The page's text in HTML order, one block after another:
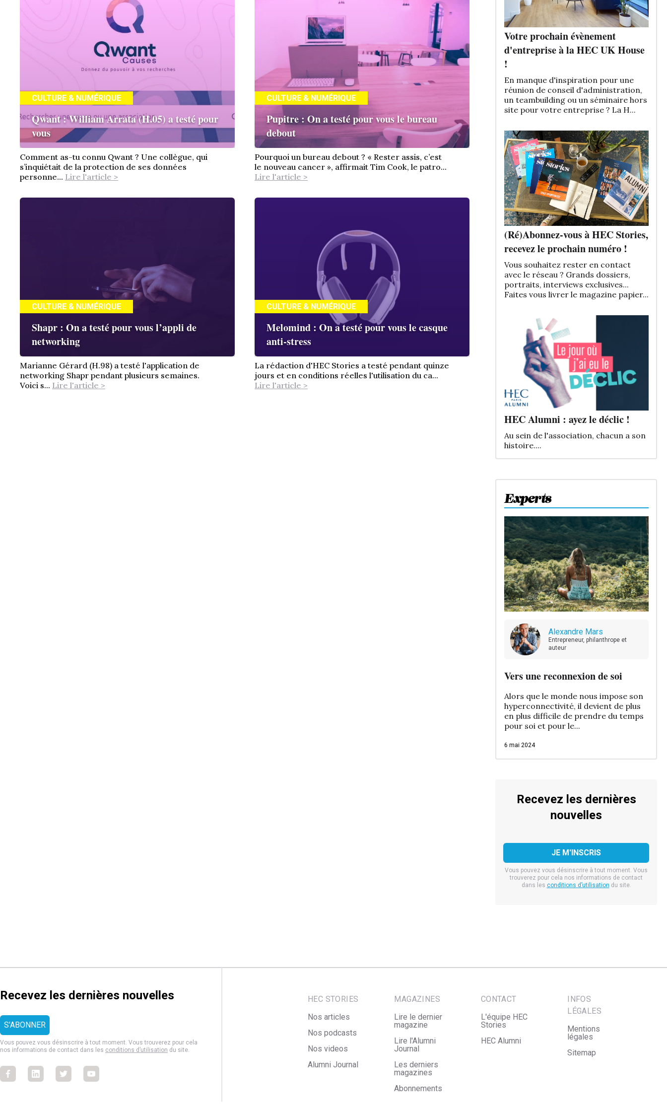
CULTURE & NUMÉRIQUE
Qwant : William Arrata (H.05) a testé pour
vous
Comment as-tu connu Qwant ? Une collègue, qui
s’inquiétait de la protection de ses données
personne... Lire l'article >
CULTURE & NUMÉRIQUE
Pupitre : On a testé pour vous le bureau
debout
Pourquoi un bureau debout ? « Rester assis, c’est
le nouveau cancer », affirmait Tim Cook, le patro...
Lire l'article >
CULTURE & NUMÉRIQUE
Shapr : On a testé pour vous l’appli de
networking
Marianne Gérard (H.98) a testé l'application de
networking Shapr pendant plusieurs semaines.
Voici s... Lire l'article >
CULTURE & NUMÉRIQUE
Melomind : On a testé pour vous le casque
anti-stress
La rédaction d'HEC Stories a testé pendant quinze
jours et en conditions réelles l'utilisation du ca...
Lire l'article >
Experts
Alexandre Mars
Entrepreneur, philanthrope et
auteur
Vers une reconnexion de soi
Alors que le monde nous impose son
hyperconnectivité, il devient de plus
en plus difficile de prendre du temps
pour soi et pour le...
6 mai 2024
Recevez les dernières
nouvelles
Vous pouvez vous désinscrire à tout moment. Vous
trouverez pour cela nos informations de contact
dans les conditions d’utilisation du site.
Votre prochain évènement
d'entreprise à la HEC UK House
!
En manque d'inspiration pour une
réunion de conseil d'administration,
un teambuilding ou un séminaire hors
site pour votre entreprise ? La H...
(Ré)Abonnez-vous à HEC Stories,
recevez le prochain numéro !
Vous souhaitez rester en contact
avec le réseau ? Grands dossiers,
portraits, interviews exclusives...
Faites vous livrer le magazine papier...
HEC Alumni : ayez le déclic !
Au sein de l'association, chacun a son
histoire....
Recevez les dernières nouvelles
Vous pouvez vous désinscrire à tout moment. Vous trouverez pour cela
nos informations de contact dans les conditions d’utilisation du site.
FacebookFacebookFacebookFacebook
HEC STORIES
Nos articles
Nos podcasts
Nos videos
Alumni Journal
MAGAZINES
Lire le dernier
magazine
Lire l'Alumni
Journal
Les derniers
magazines
Abonnements
CONTACT
L'équipe HEC
Stories
HEC Alumni
INFOS
LÉGALES
Mentions
légales
Sitemap